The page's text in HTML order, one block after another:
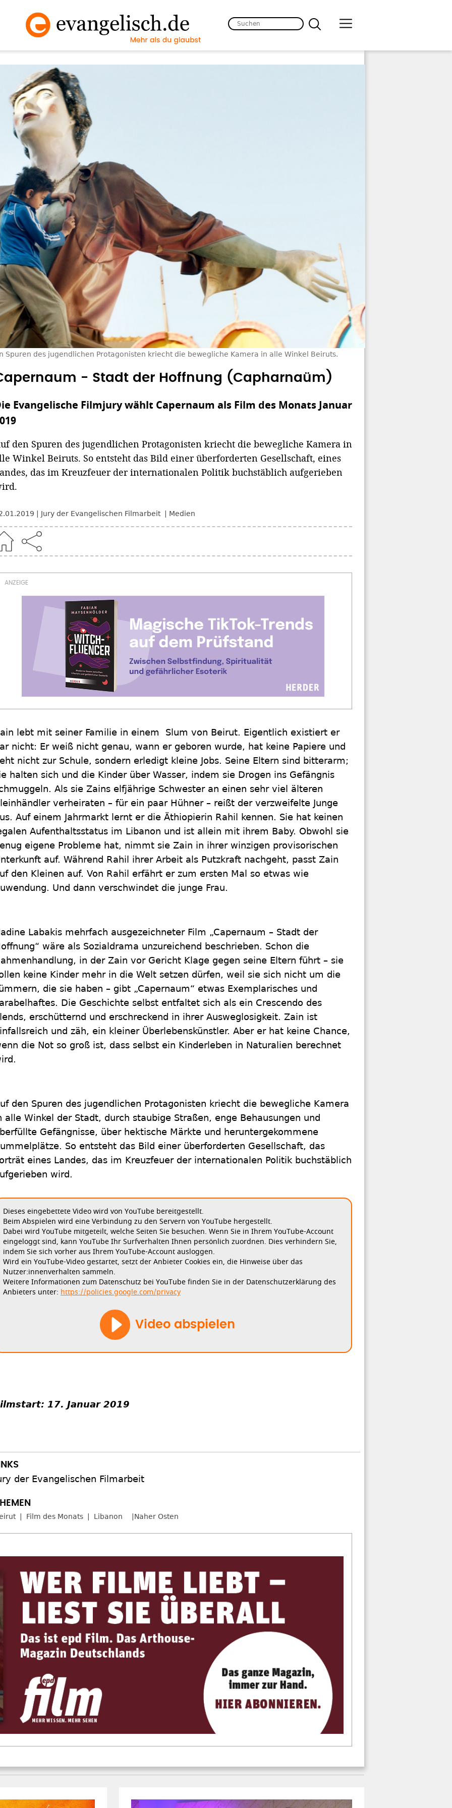
Spuren des jugendlichen Protagonisten kriecht die bewegliche Kamera in alle Winkel Beiruts.
- Stadt der Hoffnung (Capharnaüm)
Evangelische Filmjury wählt Capernaum als Film des Monats Januar
den Spuren des jugendlichen Protagonisten kriecht die bewegliche Kamera in
Winkel Beiruts. So entsteht das Bild einer überforderten Gesellschaft, eines
das im Kreuzfeuer der internationalen Politik buchstäblich aufgerieben
Jury der Evangelischen Filmarbeit Medien
lebt mit seiner Familie in einem Slum von Beirut. Eigentlich existiert er
nicht: Er weiß nicht genau, wann er geboren wurde, hat keine Papiere und
nicht zur Schule, sondern erledigt kleine Jobs. Seine Eltern sind bitterarm;
halten sich und die Kinder über Wasser, indem sie Drogen ins Gefängnis
Als sie Zains elfjährige Schwester an einen sehr viel älteren
verheiraten – für ein paar Hühner – reißt der verzweifelte Junge
Auf einem Jahrmarkt lernt er die Äthiopierin Rahil kennen. Sie hat keinen
Aufenthaltsstatus im Libanon und ist allein mit ihrem Baby. Obwohl sie
eigene Probleme hat, nimmt sie Zain in ihrer winzigen provisorischen
auf. Während Rahil ihrer Arbeit als Putzkraft nachgeht, passt Zain
den Kleinen auf. Von Rahil erfährt er zum ersten Mal so etwas wie
Und dann verschwindet die junge Frau.
Labakis mehrfach ausgezeichneter Film „Capernaum – Stadt der
wäre als Sozialdrama unzureichend beschrieben. Schon die
in der Zain vor Gericht Klage gegen seine Eltern führt – sie
keine Kinder mehr in die Welt setzen dürfen, weil sie sich nicht um die
die sie haben – gibt „Capernaum“ etwas Exemplarisches und
Die Geschichte selbst entfaltet sich als ein Crescendo des
erschütternd und erschreckend in ihrer Ausweglosigkeit. Zain ist
und zäh, ein kleiner Überlebenskünstler. Aber er hat keine Chance,
die Not so groß ist, dass selbst ein Kinderleben in Naturalien berechnet
den Spuren des jugendlichen Protagonisten kriecht die bewegliche Kamera
alle Winkel der Stadt, durch staubige Straßen, enge Behausungen und
Gefängnisse, über hektische Märkte und heruntergekommene
So entsteht das Bild einer überforderten Gesellschaft, das
eines Landes, das im Kreuzfeuer der internationalen Politik buchstäblich
wird.
Dieses eingebettete Video wird von YouTube bereitgestellt.
Beim Abspielen wird eine Verbindung zu den Servern von YouTube hergestellt.
Dabei wird YouTube mitgeteilt, welche Seiten Sie besuchen. Wenn Sie in Ihrem YouTube-Account
eingeloggt sind, kann YouTube Ihr Surfverhalten Ihnen persönlich zuordnen. Dies verhindern Sie,
indem Sie sich vorher aus Ihrem YouTube-Account ausloggen.
Wird ein YouTube-Video gestartet, setzt der Anbieter Cookies ein, die Hinweise über das
Nutzer:innenverhalten sammeln.
Weitere Informationen zum Datenschutz bei YouTube finden Sie in der Datenschutzerklärung des
Anbieters unter: https://policies.google.com/privacy
Video abspielen
17. Januar 2019
der Evangelischen Filmarbeit
Film des Monats Libanon Naher Osten